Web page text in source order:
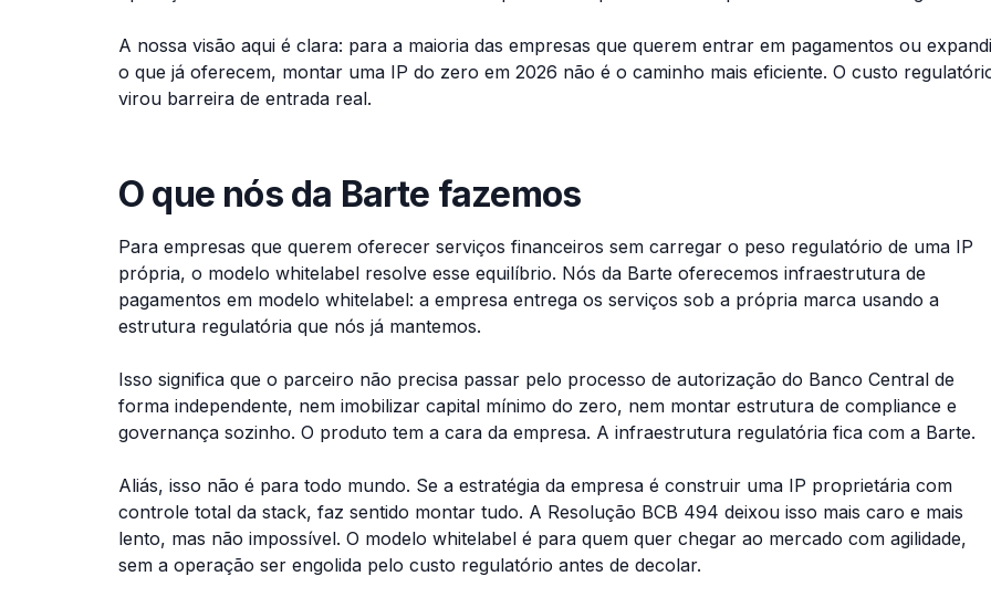
A nossa visão aqui é clara: para a maioria das empresas que querem entrar em pagamentos ou
o que já oferecem, montar uma IP do zero em 2026 não é o caminho mais eficiente. O custo
virou barreira de entrada real.
O que nós da Barte fazemos
Para empresas que querem oferecer serviços financeiros sem carregar o peso regulatório de uma IP
própria, o modelo whitelabel resolve esse equilíbrio. Nós da Barte oferecemos infraestrutura de
pagamentos em modelo whitelabel: a empresa entrega os serviços sob a própria marca usando a
estrutura regulatória que nós já mantemos.
Isso significa que o parceiro não precisa passar pelo processo de autorização do Banco Central de
forma independente, nem imobilizar capital mínimo do zero, nem montar estrutura de compliance e
governança sozinho. O produto tem a cara da empresa. A infraestrutura regulatória fica com a Barte.
Aliás, isso não é para todo mundo. Se a estratégia da empresa é construir uma IP proprietária com
controle total da stack, faz sentido montar tudo. A Resolução BCB 494 deixou isso mais caro e mais
lento, mas não impossível. O modelo whitelabel é para quem quer chegar ao mercado com agilidade,
sem a operação ser engolida pelo custo regulatório antes de decolar.